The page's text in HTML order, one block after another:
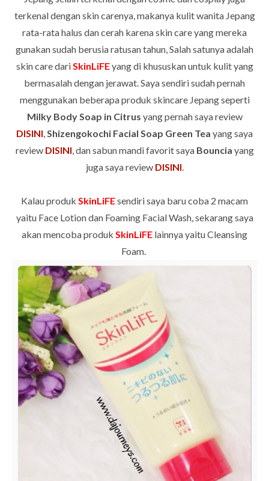
terkenal dengan skin carenya, makanya kulit wanita Jepang
rata-rata halus dan cerah karena skin care yang mereka
gunakan sudah berusia ratusan tahun, Salah satunya adalah
skin care dariSkinLiFEyang di khususkan untuk kulit yang
bermasalah dengan jerawat. Saya sendiri sudah pernah
menggunakan beberapa produk skincare Jepang seperti
Milky Body Soap in Citrus yang pernah saya review
DISINI,Shizengokochi Facial Soap Green Tea yang saya
review DISINI, dan sabun mandi favorit saya Bouncia yang
juga saya review DISINI.
Kalau produk SkinLiFEsendiri saya baru coba 2 macam
yaitu Face Lotion dan Foaming Facial Wash, sekarang saya
akan mencoba produk SkinLiFE lainnya yaitu Cleansing
Foam.